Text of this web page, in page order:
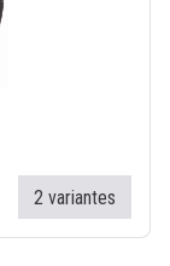
2 variantes